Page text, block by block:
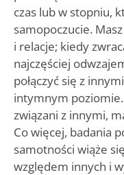
czas lub w stopniu,
samopoczucie.
i relacje; kiedy
najczęściej
połączyć się z
intymnym
związani z innymi,
Co więcej, badania
samotności wiąże
względem innych i